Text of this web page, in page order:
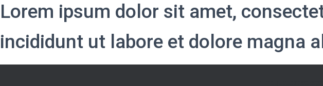
Lorem ipsum dolor sit amet,
incididunt ut labore et dolore magna